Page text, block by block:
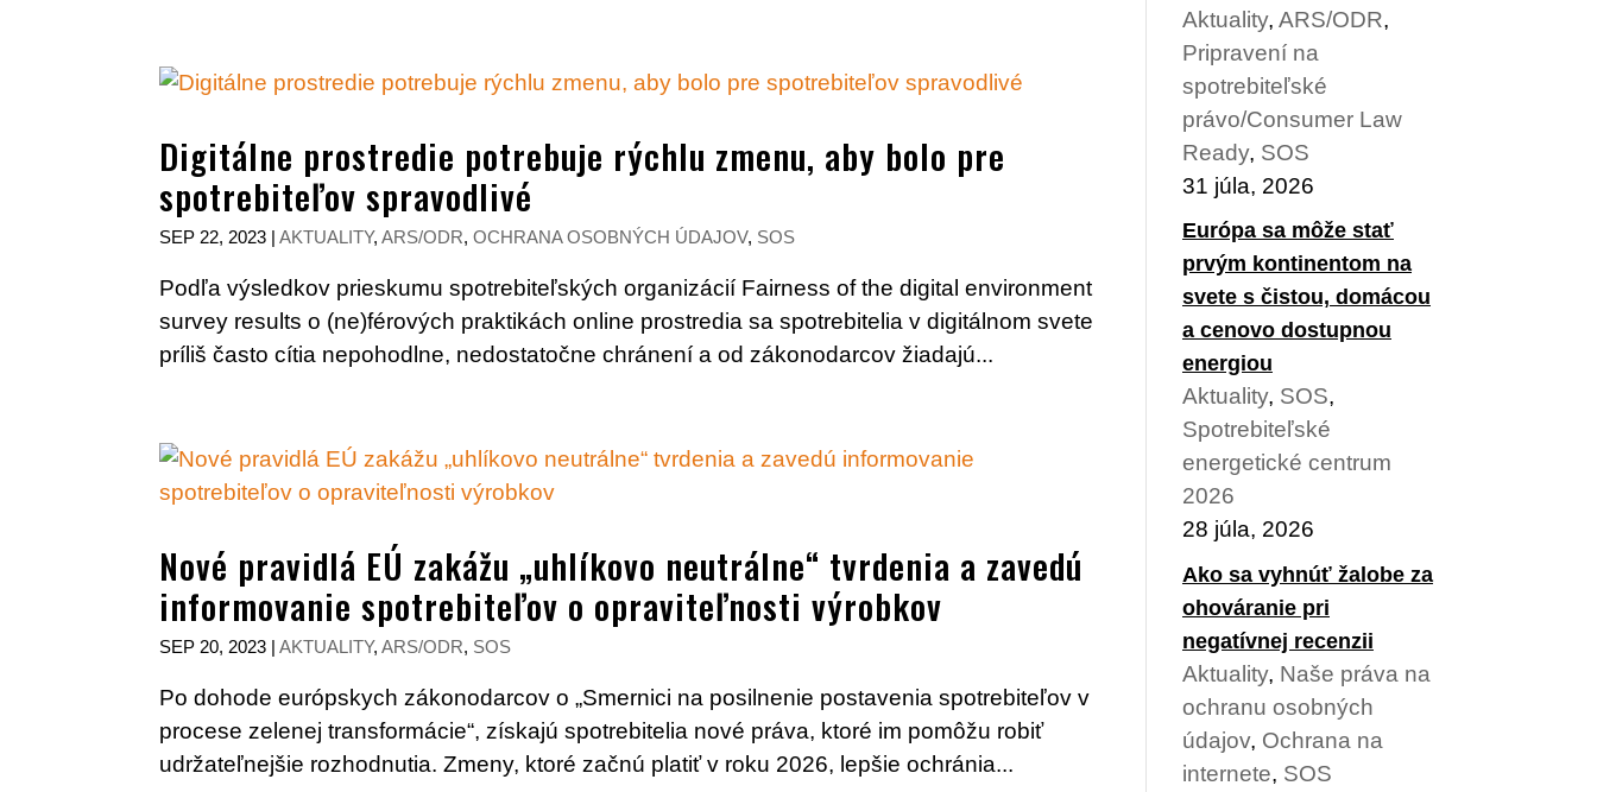
Digitálne prostredie potrebuje rýchlu zmenu, aby bolo pre
spotrebiteľov spravodlivé
SEP 22, 2023 |AKTUALITY,ARS/ODR,OCHRANA OSOBNÝCH ÚDAJOV, SOS
Podľa výsledkov prieskumu spotrebiteľských organizácií Fairness of the digital environment
survey results o (ne)férových praktikách online prostredia sa spotrebitelia v digitálnom svete
príliš často cítia nepohodlne, nedostatočne chránení a od zákonodarcov žiadajú...
Nové pravidlá EÚ zakážu „uhlíkovo neutrálne“ tvrdenia a zavedú
informovanie spotrebiteľov o opraviteľnosti výrobkov
SEP 20, 2023 |AKTUALITY,ARS/ODR, SOS
Po dohode európskych zákonodarcov o „Smernici na posilnenie postavenia spotrebiteľov v
procese zelenej transformácie“, získajú spotrebitelia nové práva, ktoré im pomôžu robiť
udržateľnejšie rozhodnutia. Zmeny, ktoré začnú platiť v roku 2026, lepšie ochránia...
Aktuality, ARS/ODR,
Pripravení na
spotrebiteľské
právo/Consumer Law
Ready, SOS
31 júla, 2026
Európa sa môže stať
prvým kontinentom na
svete s čistou, domácou
a cenovo dostupnou
energiou
Aktuality, SOS,
Spotrebiteľské
energetické centrum
2026
28 júla, 2026
Ako sa vyhnúť žalobe za
ohováranie pri
negatívnej recenzii
Aktuality, Naše práva na
ochranu osobných
údajov, Ochrana na
internete, SOS